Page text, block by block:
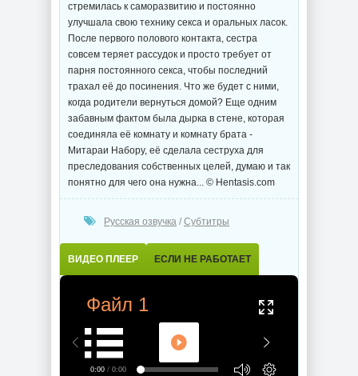
стремилась к саморазвитию и постоянно
улучшала свою технику секса и оральных ласок.
После первого полового контакта, сестра
совсем теряет рассудок и просто требует от
парня постоянного секса, чтобы последний
трахал её до посинения. Что же будет с ними,
когда родители вернуться домой? Еще одним
забавным фактом была дырка в стене, которая
соединяла её комнату и комнату брата -
Митараи Набору, её сделала сеструха для
преследования собственных целей, думаю и так
понятно для чего она нужна... © Hentasis.com
Русская озвучка / Субтитры
ВИДЕО ПЛЕЕР ЕСЛИ НЕ РАБОТАЕТ
Файл 1
0:00 / 0:00